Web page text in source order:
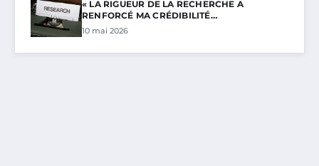
« LA RIGUEUR DE LA RECHERCHE A
RENFORCÉ MA CRÉDIBILITÉ…
10 mai 2026